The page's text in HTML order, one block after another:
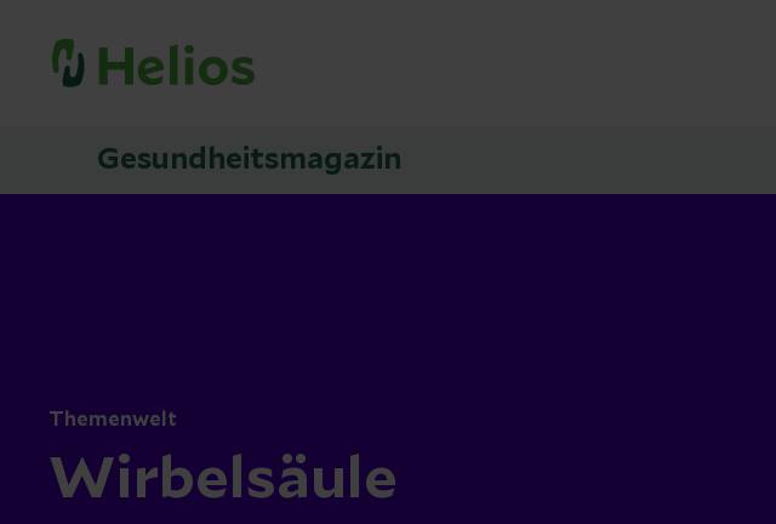
Gesundheitsmagazin
Themenwelt
Wirbelsäule